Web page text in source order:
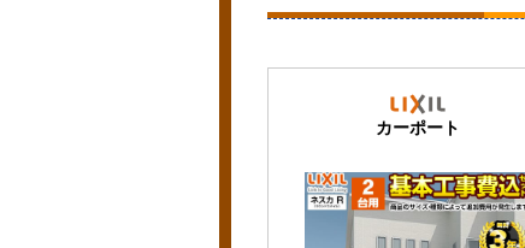
カーポート